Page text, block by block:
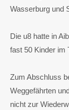
Wasserburg und
Die u8 hatte in
fast 50 Kinder im
Zum Abschluss
Weggefährten
nicht zur